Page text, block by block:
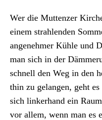
aktuelle
Suchen
Wer die Mut­ten­z­er
einem strahlen­den
angenehmer Küh­le und
man sich in der
schnell den Weg in den
thin zu gelan­gen, geht
sich link­er­hand ein
vor allem, wenn man es